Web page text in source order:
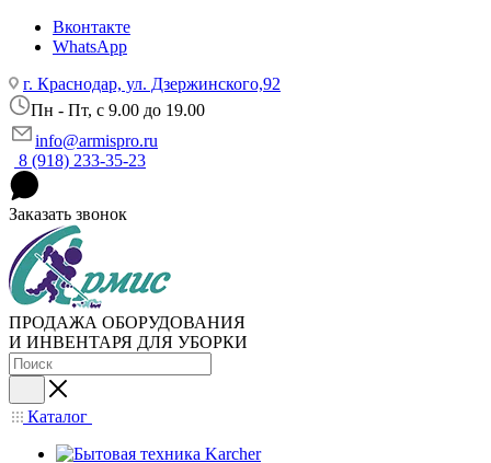
Вконтакте
WhatsApp
г. Краснодар, ул. Дзержинского,92
Пн - Пт, c 9.00 до 19.00
info@armispro.ru
8 (918) 233-35-23
Заказать звонок
ПРОДАЖА ОБОРУДОВАНИЯ
И ИНВЕНТАРЯ ДЛЯ УБОРКИ
Каталог